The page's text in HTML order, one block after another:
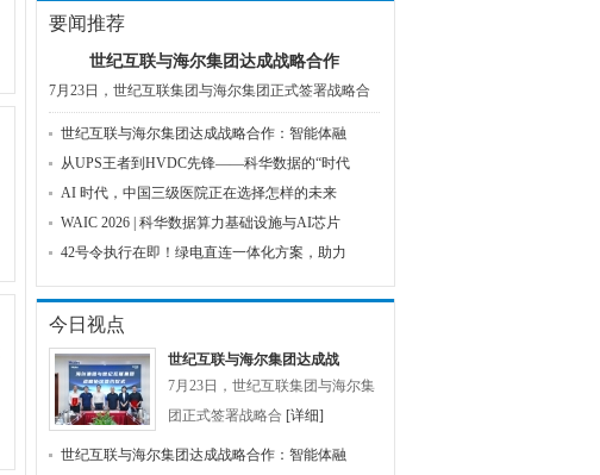
要闻推荐
世纪互联与海尔集团达成战略合作
7月23日，世纪互联集团与海尔集团正式签署战略合
世纪互联与海尔集团达成战略合作：智能体融
从UPS王者到HVDC先锋——科华数据的“时代
AI 时代，中国三级医院正在选择怎样的未来
WAIC 2026 | 科华数据算力基础设施与AI芯片
42号令执行在即！绿电直连一体化方案，助力
今日视点
世纪互联与海尔集团达成战
7月23日，世纪互联集团与海尔集
团正式签署战略合 [详细]
世纪互联与海尔集团达成战略合作：智能体融